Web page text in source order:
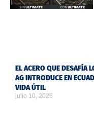
EL ACERO QUE DESAFÍA
AG INTRODUCE EN
VIDA ÚTIL
julio 10, 2026